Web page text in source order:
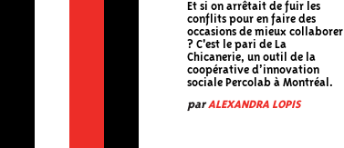
Et si on arrêtait de fuir les
conflits pour en faire des
occasions de mieux collaborer
? C'est le pari de La
Chicanerie, un outil de la
coopérative d’innovation
sociale Percolab à Montréal.
parALEXANDRA LOPIS